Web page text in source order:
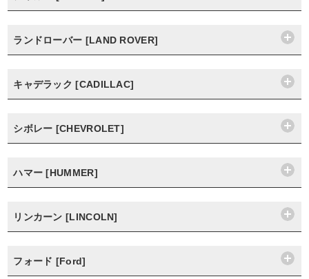
ランドローバー [LAND ROVER]
キャデラック [CADILLAC]
シボレー [CHEVROLET]
ハマー [HUMMER]
リンカーン [LINCOLN]
フォード [Ford]